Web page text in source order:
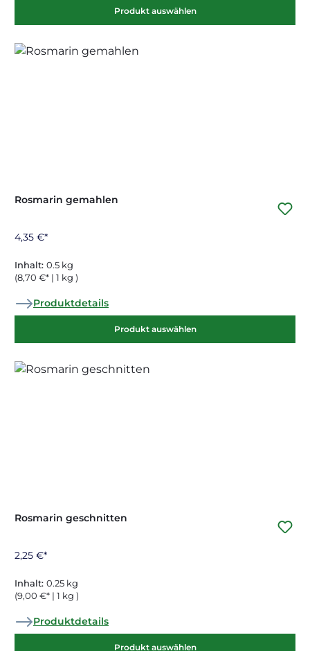
Produkt auswählen
Rosmarin gemahlen
4,35 €*
Inhalt: 0.5 kg
(8,70 €* | 1 kg )
Produktdetails
Produkt auswählen
Rosmarin geschnitten
2,25 €*
Inhalt: 0.25 kg
(9,00 €* | 1 kg )
Produktdetails
Produkt auswählen